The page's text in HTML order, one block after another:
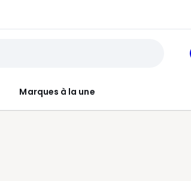
Marques à la une